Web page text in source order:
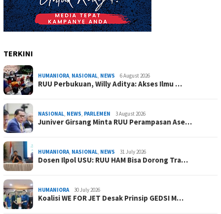
TERKINI
HUMANIORA, NASIONAL, NEWS 6 August 2026
RUU Perbukuan, Willy Aditya: Akses Ilmu …
NASIONAL, NEWS, PARLEMEN 3 August 2026
Juniver Girsang Minta RUU Perampasan Ase…
HUMANIORA, NASIONAL, NEWS 31 July 2026
Dosen Ilpol USU: RUU HAM Bisa Dorong Tra…
HUMANIORA 30 July 2026
Koalisi WE FOR JET Desak Prinsip GEDSI M…